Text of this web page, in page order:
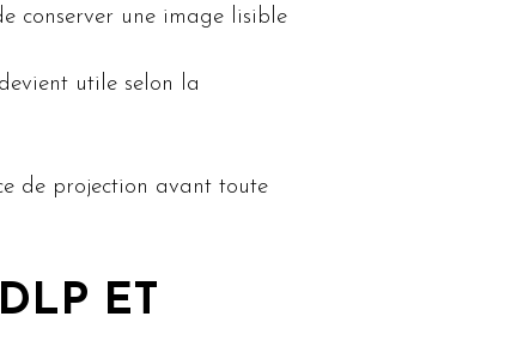
conserver une image lisible
utile selon la
de projection avant toute
ET